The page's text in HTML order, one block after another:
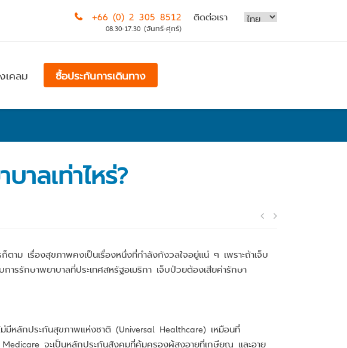
+66 (0) 2 305 8512
08.30-17.30 (จันทร์-ศุกร์)
ติดต่อเรา
เคลม ซื้อประกันการเดินทาง
าลเท่าไหร่?
Post
ตาม เรื่องสุขภาพคงเป็นเรื่องหนึ่งที่กำลังกังวลใจอยู่แน่ ๆ เพราะถ้าเจ็บ
ารรักษาพยาบาลที่ประเทศสหรัฐอเมริกา เจ็บป่วยต้องเสียค่ารักษา
มีหลักประกันสุขภาพแห่งชาติ (Universal Healthcare) เหมือนที่
จะเป็นหลักประกันสังคมที่คุ้มครองผู้สูงอายุที่เกษียณ และอายุ